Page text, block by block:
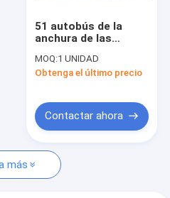
aeropuerto
51 autobús de la
anchura de las
autobús de limusina
del aeropuerto del
pasajero 4 4 mini
MOQ:1 UNIDAD
Obtenga el último precio
Contactar ahora
más